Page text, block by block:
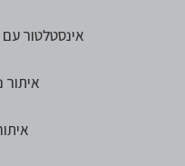
אינסטלטור עם
איתור